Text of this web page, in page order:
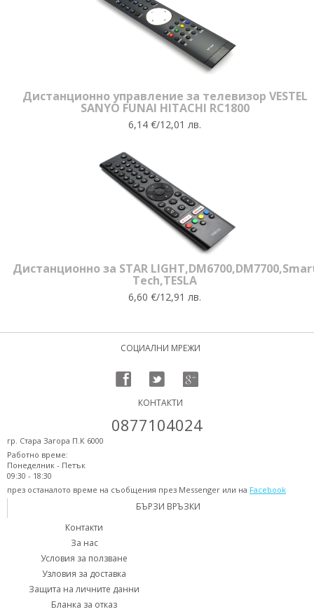
Дистанционно управление за телевизор VESTEL
SANYO FUNAI HITACHI RC1800
6,14 €/12,01 лв.
Дистанционно за STAR
Tech,TESLA
6,60 €/12,91 лв.
СОЦИАЛНИ МРЕЖИ
КОНТАКТИ
0877104024
гр. Стара Загора П.К 6000
Работно време:
Понеделник - Петък
09:30 - 18:30
през останалото време на съобщения през Messenger или на Facebook
БЪРЗИ ВРЪЗКИ
Контакти
За нас
Условия за ползване
Узловия за доставка
Защита на личните данни
Бланка за отказ